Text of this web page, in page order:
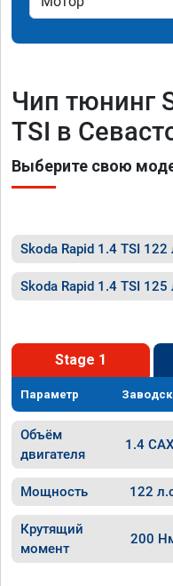
Чип тюнинг
TSI в
Выберите свою
Skoda Rapid 1.4 TSI 122
Skoda Rapid 1.4 TSI 125
Stage 1
Параметр
Объём
двигателя
1.4
Мощность 122
Крутящий
момент
200